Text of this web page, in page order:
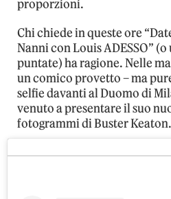
proporzioni.
Chi chiede in queste ore
Nanni con Louis ADESSO”
puntate) ha ragione. Nelle
un comico provetto – ma
selfie davanti al Duomo di
venuto a presentare il suo
fotogrammi di Buster Keaton.